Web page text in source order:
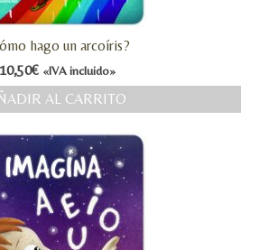
hago un arcoíris?
10,50€ «IVA incluido»
AL CARRITO